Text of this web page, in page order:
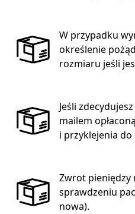
W przypadku
określenie
rozmiaru jeśli
Jeśli
mailem
i przyklejenia do
Zwrot pieniędzy
sprawdzeniu
nowa).